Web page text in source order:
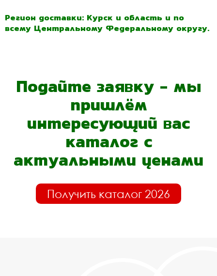
Регион доставки: Курск и область и по
всему Центральному Федеральному округу.
Подайте заявку - мы
пришлём
интересующий вас
каталог с
актуальными ценами
Получить каталог 2026